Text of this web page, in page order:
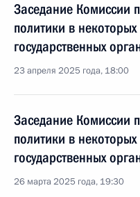
Заседание Комиссии
политики в
государственных
23 апреля 2025 года, 18:00
Заседание Комиссии
политики в
государственных
26 марта 2025 года, 19:30